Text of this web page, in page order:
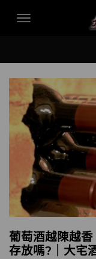
葡萄酒越陳越
存放嗎?｜大宅